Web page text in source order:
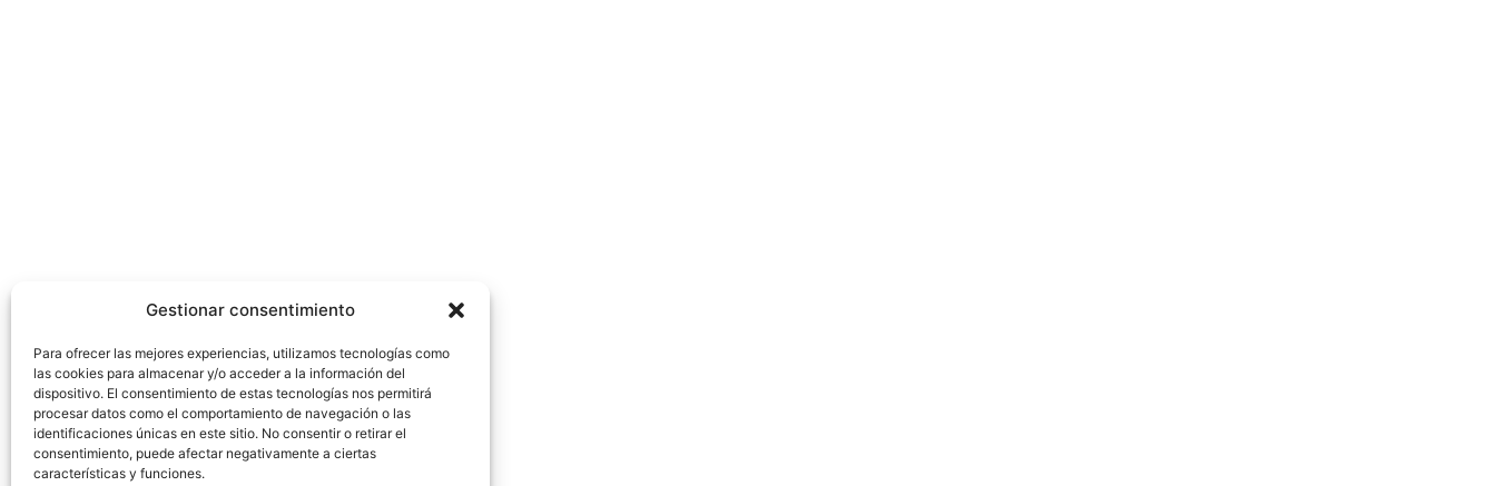
Gestionar consentimiento
Para ofrecer las mejores experiencias, utilizamos tecnologías como
las cookies para almacenar y/o acceder a la información del
dispositivo. El consentimiento de estas tecnologías nos permitirá
procesar datos como el comportamiento de navegación o las
identificaciones únicas en este sitio. No consentir o retirar el
consentimiento, puede afectar negativamente a ciertas
características y funciones.